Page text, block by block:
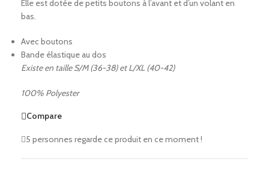
Elle est dotée de petits boutons à l’avant et d’un volant en
bas.
Avec boutons
Bande élastique au dos
Existe en taille S/M (36-38) et L/XL (40-42)
100% Polyester
Compare
5 personnes regarde ce produit en ce moment !